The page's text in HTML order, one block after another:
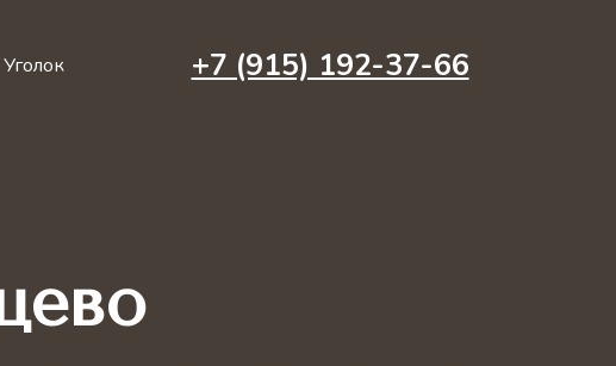
Уголок +7 (915) 192-37-66